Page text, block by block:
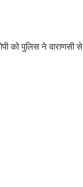
को पुलिस ने वाराणसी से